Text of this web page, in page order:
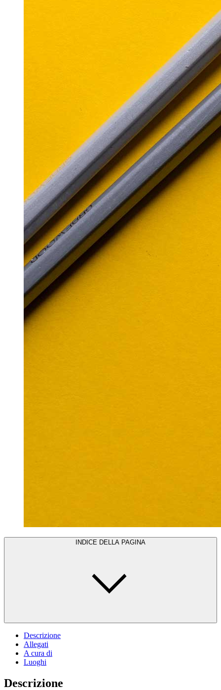
INDICE DELLA PAGINA
Descrizione
Allegati
A cura di
Luoghi
Descrizione